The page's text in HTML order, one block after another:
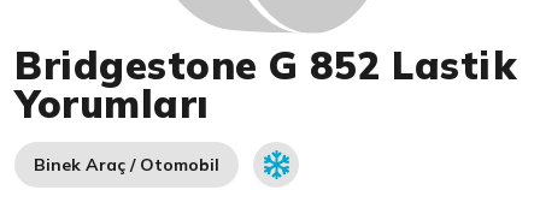
Bridgestone G 852 Lastik
Yorumları
Binek Araç / Otomobil